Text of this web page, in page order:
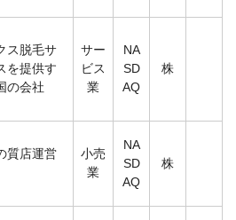
ス脱毛サ
を提供す
の会社
サー
ビス
業
NA
SD
AQ
株
質店運営
小売
業
NA
SD
AQ
株